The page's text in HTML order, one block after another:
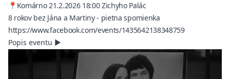
📍Komárno 21.2.2026 18:00 Zichyho Palác
8 rokov bez Jána a Martiny - pietna spomienka
https://www.facebook.com/events/1435642138348759(opens in a
Popis eventu ▶